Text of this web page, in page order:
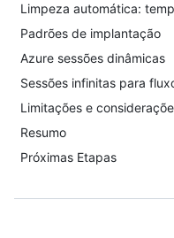
Limpeza automática:
Padrões de implantação
Azure sessões dinâmicas
Sessões infinitas para
Limitações e
Resumo
Próximas Etapas